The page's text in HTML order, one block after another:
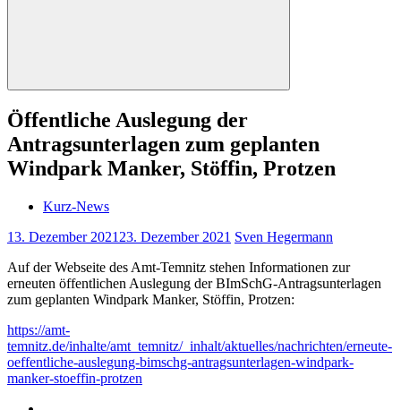
Suchen
Öffentliche Auslegung der
Antragsunterlagen zum geplanten
Windpark Manker, Stöffin, Protzen
Kurz-News
13. Dezember 2021 23. Dezember 2021 Sven Hegermann
Auf der Webseite des Amt-Temnitz stehen Informationen zur
erneuten öffentlichen Auslegung der BImSchG-Antragsunterlagen
zum geplanten Windpark Manker, Stöffin, Protzen:
https://amt-
temnitz.de/inhalte/amt_temnitz/_inhalt/aktuelles/nachrichten/erneute-
oeffentliche-auslegung-bimschg-antragsunterlagen-windpark-
manker-stoeffin-protzen